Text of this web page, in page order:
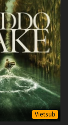
Vietsub